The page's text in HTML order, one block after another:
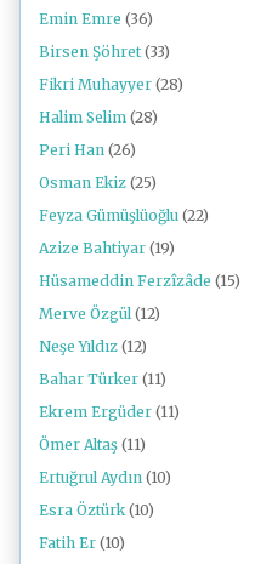
Emin Emre (36)
Birsen Şöhret (33)
Fikri Muhayyer (28)
Halim Selim (28)
Peri Han (26)
Osman Ekiz (25)
Feyza Gümüşlüoğlu (22)
Azize Bahtiyar (19)
Hüsameddin Ferzîzâde (15)
Merve Özgül (12)
Neşe Yıldız (12)
Bahar Türker (11)
Ekrem Ergüder (11)
Ömer Altaş (11)
Ertuğrul Aydın (10)
Esra Öztürk (10)
Fatih Er (10)